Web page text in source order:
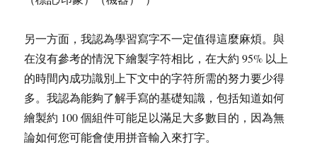
另一方面，我認為學習寫字不一定值得這麼麻煩。與
在沒有參考的情況下繪製字符相比，在大約 95% 以上
的時間內成功識別上下文中的字符所需的努力要少得
多。我認為能夠了解手寫的基礎知識，包括知道如何
繪製約 100 個組件可能足以滿足大多數目的，因為無
論如何您可能會使用拼音輸入來打字。